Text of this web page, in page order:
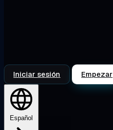
Iniciar sesión Empezar
Español